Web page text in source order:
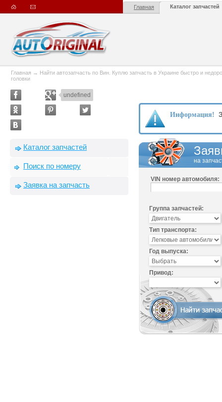
Главная Каталог запчастей
Главная → Найти автозапчасть по Вин. Куплю запчасть в Украине быстро и
головки
undefined
Каталог запчастей
Поиск по номеру
Заявка на запчасть
Информация!
на
VIN номер автомобиля:
Группа запчастей:
Тип транспорта:
Год выпуска:
Привод: